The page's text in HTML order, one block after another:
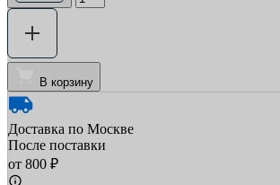
В корзину
Доставка по Москве
После поставки
от 800 ₽